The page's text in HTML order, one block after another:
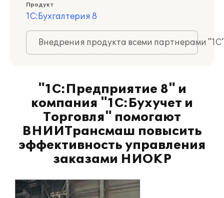
Продукт
1С:Бухгалтерия 8
Внедрения продукта всеми партнерами
"1С:Предприятие 8" и
компания "1С:Бухучет и
Торговля" помогают
ВНИИТрансмаш повысить
эффективность управления
заказами НИОКР